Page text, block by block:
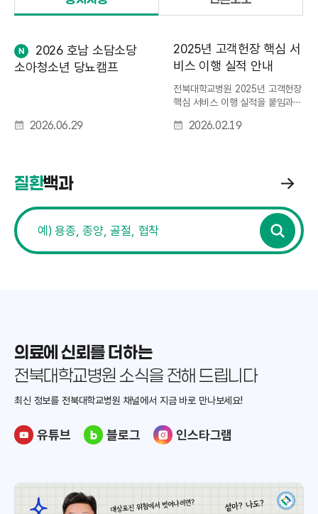
n
e
소아청소년 당뇨캠프
2026.06.29
2025년 고객헌장 핵심 서
비스 이행 실적 안내
전북대학교병원 2025년 고객헌장
핵심 서비스 이행 실적을 붙임과
2026.02.19
항
보
질환백과
전
북
증
상
질
명
검
질
환
백
과
의료에 신뢰를 더하는
전북대학교병원 소식을 전해 드립니다
최신 정보를 전북대학교병원 채널에서 지금 바로 만나보세요!
유튜브 블로그 인스타그램